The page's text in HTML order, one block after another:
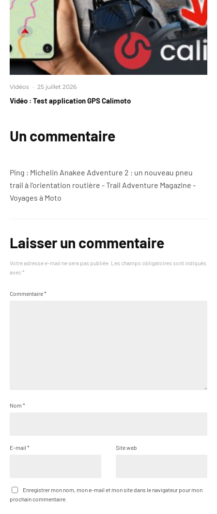
Vidéos · 25 juillet 2026
Vidéo : Test application GPS Calimoto
Un commentaire
Ping : Michelin Anakee Adventure 2 : un nouveau pneu
trail à l'orientation routière - Trail Adventure Magazine -
Voyages à Moto
Laisser un commentaire
Votre adresse e-mail ne sera pas publiée. Les champs obligatoires sont indiqués
avec *
Commentaire*
Nom *
E-mail * Site web
Enregistrer mon nom, mon e-mail et mon site dans le navigateur pour mon
prochain commentaire.